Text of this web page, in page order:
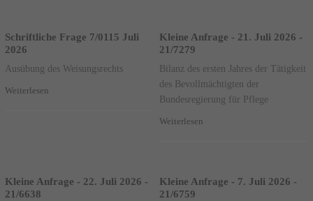
Schriftliche Frage 7/0115 Juli
2026
Ausübung des Weisungsrechts
Weiterlesen
Kleine Anfrage - 21. Juli 2026 -
21/7279
Bilanz des ersten Jahres der Tätigkeit
des Bevollmächtigten der
Bundesregierung für Pflege
Weiterlesen
Kleine Anfrage - 22. Juli 2026 -
21/6638
Kleine Anfrage - 7. Juli 2026 -
21/6759